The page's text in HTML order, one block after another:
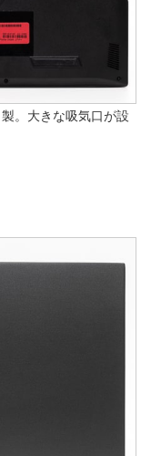
。大きな吸気口が設